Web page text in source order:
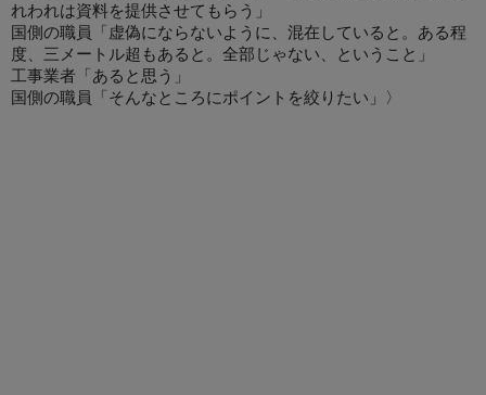
れわれは資料を提供させてもらう」
国側の職員「虚偽にならないように、混在していると。ある程
度、三メートル超もあると。全部じゃない、ということ」
工事業者「あると思う」
国側の職員「そんなところにポイントを絞りたい」〉